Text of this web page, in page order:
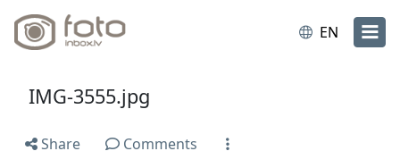
EN
IMG-3555.jpg
Share Comments